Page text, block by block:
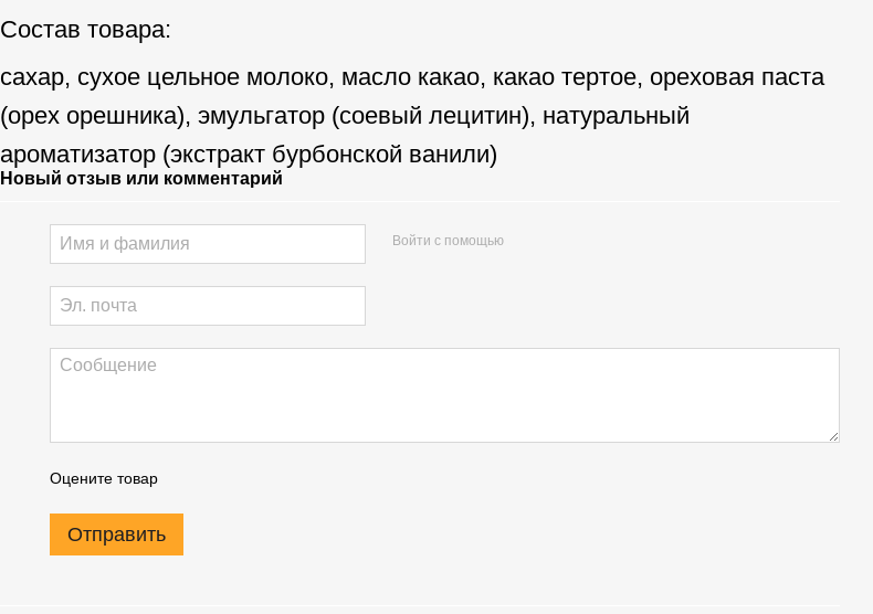
Состав товара:
сахар, сухое цельное молоко, масло какао, какао тертое, ореховая паста
(орех орешника), эмульгатор (соевый лецитин), натуральный
ароматизатор (экстракт бурбонской ванили)
Новый отзыв или комментарий
Войти с помощью
Оцените товар
Отправить